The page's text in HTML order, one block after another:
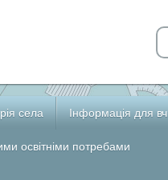
села Інформація для
освітніми потребами